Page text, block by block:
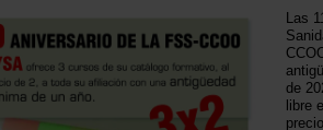
Las
de
libre